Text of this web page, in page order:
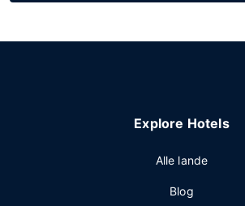
Explore Hotels
Alle lande
Blog